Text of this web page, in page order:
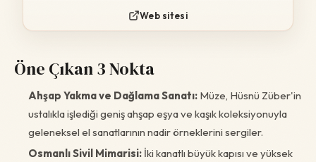
Web sitesi
Öne Çıkan 3 Nokta
Ahşap Yakma ve Dağlama Sanatı: Müze, Hüsnü Züber'in
ustalıkla işlediği geniş ahşap eşya ve kaşık koleksiyonuyla
geleneksel el sanatlarının nadir örneklerini sergiler.
Osmanlı Sivil Mimarisi: İki kanatlı büyük kapısı ve yüksek